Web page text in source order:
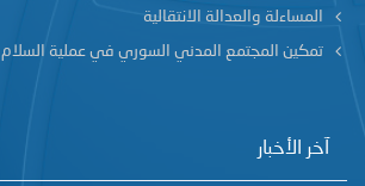
المساءلة والعدالة الانتقالية
تمكين المجتمع المدني السوري في عملية السلام
آخر الأخبار